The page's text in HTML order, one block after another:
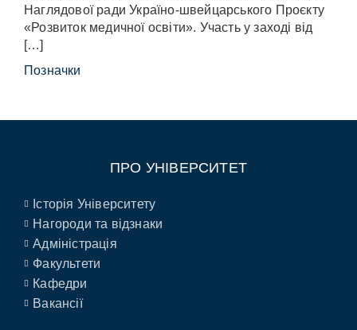
Наглядової ради Україно-швейцарського Проєкту
«Розвиток медичної освіти». Участь у заході від
[…]
Позначки
ПРО УНІВЕРСИТЕТ
Історія Університету
Нагороди та відзнаки
Адміністрація
Факультети
Кафедри
Вакансії